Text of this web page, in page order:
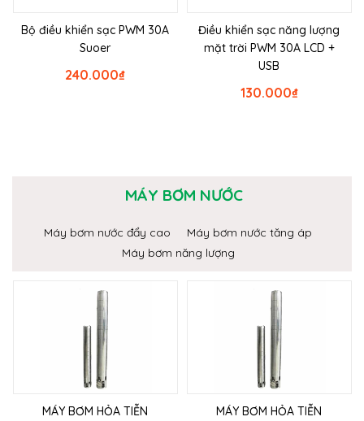
Bộ điều khiển sạc PWM 30A
Suoer
₫
240.000
Điều khiển sạc năng lượng
mặt trời PWM 30A LCD +
USB
₫
130.000
MÁY BƠM NƯỚC
Máy bơm nước đẩy cao
Máy bơm nước tăng áp
Máy bơm năng lượng
MÁY BƠM HỎA TIỄN
MÁY BƠM HỎA TIỄN